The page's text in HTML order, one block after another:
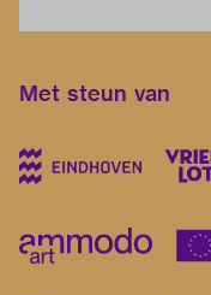
Met steun van